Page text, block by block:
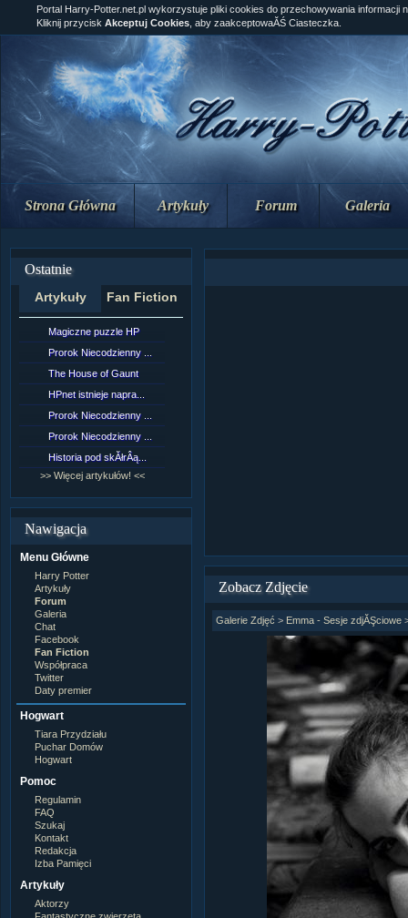
Strona Główna Artykuły Forum Galeria
Ostatnie
Artykuły Fan Fiction
Magiczne puzzle HP
Prorok Niecodzienny ...
The House of Gaunt
HPnet istnieje napra...
Prorok Niecodzienny ...
Prorok Niecodzienny ...
Historia pod skĂłrÂą...
>> Więcej artykułów! <<
Nawigacja
Menu Główne
Harry Potter
Artykuły
Forum
Galeria
Chat
Facebook
Fan Fiction
Współpraca
Twitter
Daty premier
Hogwart
Tiara Przydziału
Puchar Domów
Hogwart
Pomoc
Regulamin
FAQ
Szukaj
Kontakt
Redakcja
Izba Pamięci
Artykuły
Aktorzy
Portal Harry-Potter.net.pl wykorzystuje pliki cookies do przechowywania informacji
Kliknij przycisk Akceptuj Cookies , aby zaakceptowaĂŚ Ciasteczka.
Zobacz Zdjęcie
Galerie Zdjęć > Emma - Sesje zdjĂŞciowe